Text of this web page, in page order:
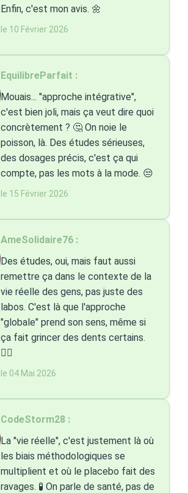
Enfin, c'est mon avis. 🌼
le 10 Février 2026
EquilibreParfait :
Mouais... "approche intégrative",
c'est bien joli, mais ça veut dire quoi
concrètement ? 🤔 On noie le
poisson, là. Des études sérieuses,
des dosages précis, c'est ça qui
compte, pas les mots à la mode. 😒
le 15 Février 2026
AmeSolidaire76 :
Des études, oui, mais faut aussi
remettre ça dans le contexte de la
vie réelle des gens, pas juste des
labos. C'est là que l'approche
"globale" prend son sens, même si
ça fait grincer des dents certains.
🤷‍♂️
le 04 Mai 2026
CodeStorm28 :
La "vie réelle", c'est justement là où
les biais méthodologiques se
multiplient et où le placebo fait des
ravages. 🧪 On parle de santé, pas de